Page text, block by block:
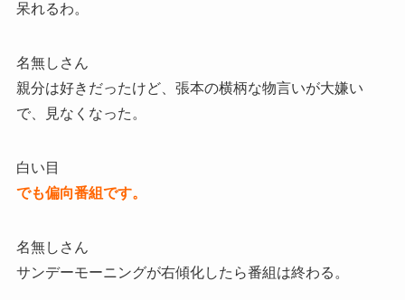
呆れるわ。
名無しさん
親分は好きだったけど、張本の横柄な物言いが大嫌い
で、見なくなった。
白い目
でも偏向番組です。
名無しさん
サンデーモーニングが右傾化したら番組は終わる。